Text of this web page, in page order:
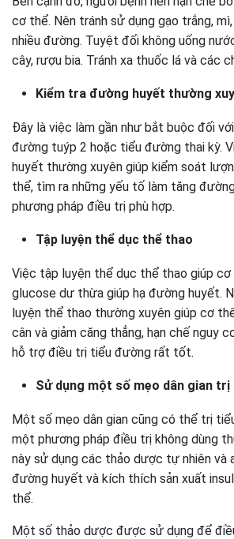
cơ thể. Nên tránh sử dụng gạo trắng,
nhiều đường. Tuyệt đối không uống
cây, rượu bia. Tránh xa thuốc lá và các
Kiểm tra đường huyết thường
Đây là việc làm gần như bắt buộc đối
đường tuýp 2 hoặc tiểu đường thai kỳ.
huyết thường xuyên giúp kiểm soát
thể, tìm ra những yếu tố làm tăng
phương pháp điều trị phù hợp.
Tập luyện thể dục thể thao
Việc tập luyện thể dục thể thao giúp cơ
glucose dư thừa giúp hạ đường huyết.
luyện thể thao thường xuyên giúp cơ
cân và giảm căng thẳng, hạn chế nguy
hỗ trợ điều trị tiểu đường rất tốt.
Sử dụng một số mẹo dân gian
Một số mẹo dân gian cũng có thể trị
một phương pháp điều trị không dùng
này sử dụng các thảo dược tự nhiên và
đường huyết và kích thích sản xuất
thể.
Một số thảo dược được sử dụng để